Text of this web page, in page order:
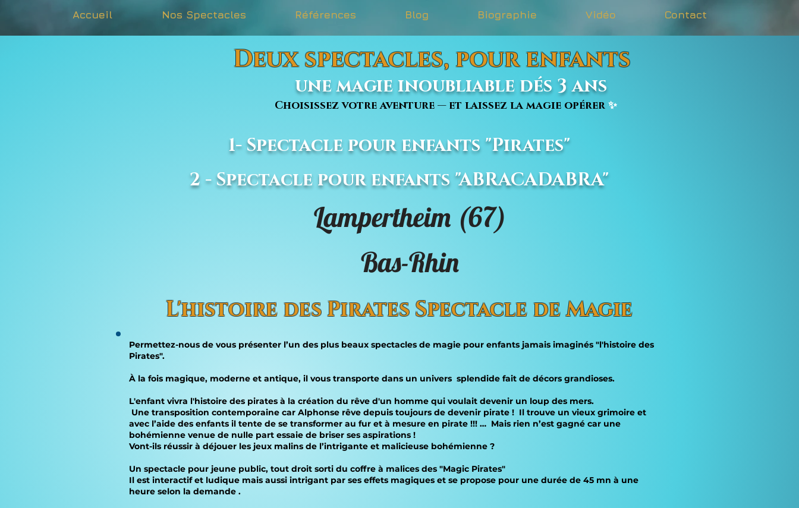
Accueil Nos Spectacles Références Blog Biographie Vidéo Contact
Deux spectacles, pour enfants
une magie inoubliable dés 3 ans
Choisissez votre aventure — et laissez la magie opérer ✨
1- Spectacle pour enfants "Pirates"
2 - Spectacle pour enfants "ABRACADABRA"
Lampertheim (67)
Bas-Rhin
L'histoire des Pirates Spectacle de Magie
Permettez-nous de vous présenter l’un des plus beaux spectacles de magie pour enfants jamais imaginés "l'histoire des
Pirates".
À la fois magique, moderne et antique, il vous transporte dans un univers splendide fait de décors grandioses.
L'enfant vivra l'histoire des pirates à la création du rêve d'un homme qui voulait devenir un loup des mers.
Une transposition contemporaine car Alphonse rêve depuis toujours de devenir pirate ! Il trouve un vieux grimoire et
avec l’aide des enfants il tente de se transformer au fur et à mesure en pirate !!! … Mais rien n’est gagné car une
bohémienne venue de nulle part essaie de briser ses aspirations !
Vont-ils réussir à déjouer les jeux malins de l’intrigante et malicieuse bohémienne ?
Un spectacle pour jeune public, tout droit sorti du coffre à malices des "Magic Pirates"
Il est interactif et ludique mais aussi intrigant par ses effets magiques et se propose pour une durée de 45 mn à une
heure selon la demande .